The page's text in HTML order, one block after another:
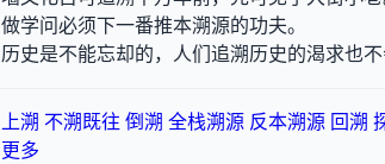
做学问必须下一番推本溯源的功夫。
历史是不能忘却的，人们追溯历史的渴求也不
上溯 不溯既往 倒溯 全栈溯源 反本溯源 回溯
更多